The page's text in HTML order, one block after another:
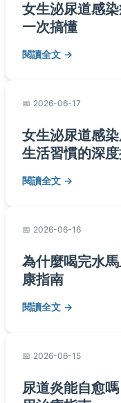
女生泌尿道感
一次搞懂
閱讀全文
2026-06-17
女生泌尿道感
生活習慣的深
閱讀全文
2026-06-16
為什麼喝完水
康指南
閱讀全文
2026-06-15
尿道炎能自愈